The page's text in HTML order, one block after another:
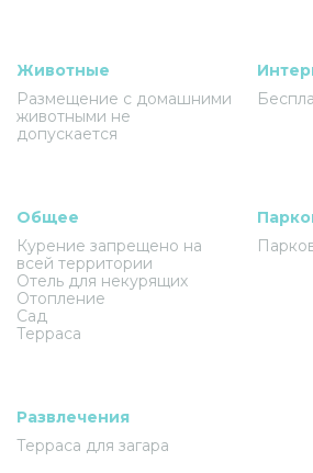
Животные
Размещение с домашними
животными не
допускается
Общее
Курение запрещено на
всей территории
Отель для некурящих
Отопление
Сад
Терраса
Развлечения
Терраса для загара